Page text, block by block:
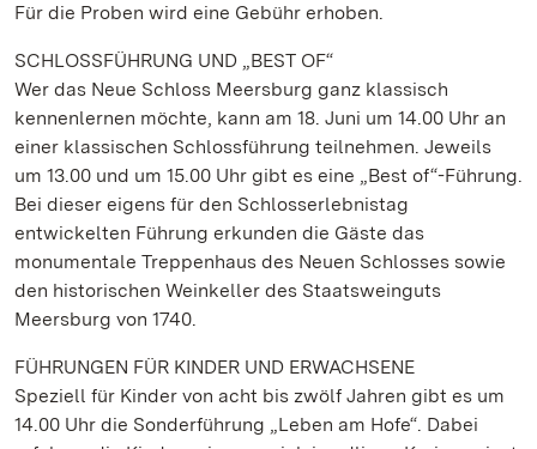
Für die Proben wird eine Gebühr erhoben.
SCHLOSSFÜHRUNG UND „BEST OF“
Wer das Neue Schloss Meersburg ganz klassisch
kennenlernen möchte, kann am 18. Juni um 14.00 Uhr an
einer klassischen Schlossführung teilnehmen. Jeweils
um 13.00 und um 15.00 Uhr gibt es eine „Best of“-Führung.
Bei dieser eigens für den Schlosserlebnistag
entwickelten Führung erkunden die Gäste das
monumentale Treppenhaus des Neuen Schlosses sowie
den historischen Weinkeller des Staatsweinguts
Meersburg von 1740.
FÜHRUNGEN FÜR KINDER UND ERWACHSENE
Speziell für Kinder von acht bis zwölf Jahren gibt es um
14.00 Uhr die Sonderführung „Leben am Hofe“. Dabei